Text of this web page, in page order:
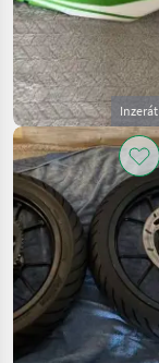
Inzerát